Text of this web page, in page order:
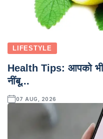
LIFESTYLE
Health Tips: आपको
नींबू...
07 AUG, 2026